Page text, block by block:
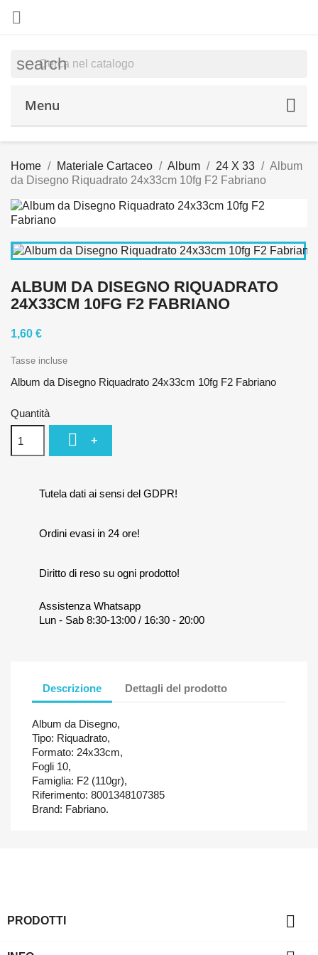

search
Menu
Home Materiale Cartaceo Album 24 X 33
Album
da Disegno Riquadrato 24x33cm 10fg F2 Fabriano
ALBUM DA DISEGNO RIQUADRATO
24X33CM 10FG F2 FABRIANO
1,60 €
Tasse incluse
Album da Disegno Riquadrato 24x33cm 10fg F2 Fabriano
Quantità
 +
Tutela dati ai sensi del GDPR!
Ordini evasi in 24 ore!
Diritto di reso su ogni prodotto!
Assistenza Whatsapp
Lun - Sab 8:30-13:00 / 16:30 - 20:00
Descrizione Dettagli del prodotto
Album da Disegno,
Tipo: Riquadrato,
Formato: 24x33cm,
Fogli 10,
Famiglia: F2 (110gr),
Riferimento: 8001348107385
Brand: Fabriano.
PRODOTTI 